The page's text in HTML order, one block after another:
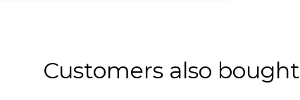
Customers also bought